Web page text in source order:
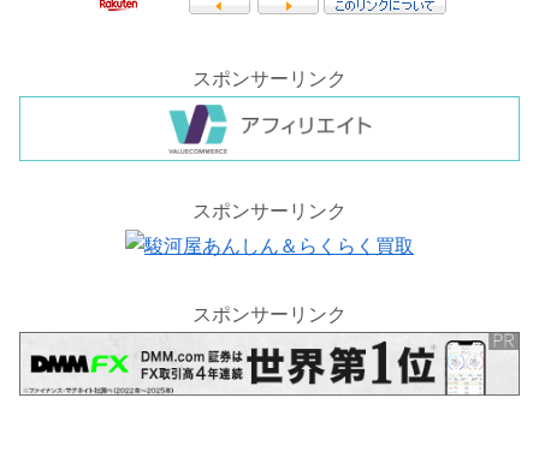
スポンサーリンク
スポンサーリンク
スポンサーリンク